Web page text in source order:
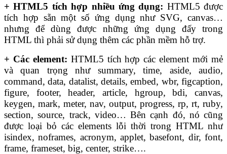
+ HTML5 tích hợp nhiều ứng dụng: HTML5 được
tích hợp sẵn một số ứng dụng như SVG, canvas…
nhưng để dùng được những ứng dụng đấy trong
HTML thì phải sử dụng thêm các phần mềm hỗ trợ.
+ Các element: HTML5 tích hợp các element mới mẻ
và quan trọng như summary, time, aside, audio,
command, data, datalist, details, embed, wbr, figcaption,
figure, footer, header, article, hgroup, bdi, canvas,
keygen, mark, meter, nav, output, progress, rp, rt, ruby,
section, source, track, video… Bên cạnh đó, nó cũng
được loại bỏ các elements lỗi thời trong HTML như
isindex, noframes, acronym, applet, basefont, dir, font,
frame, frameset, big, center, strike….